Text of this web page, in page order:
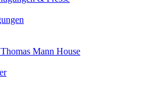
Mann House